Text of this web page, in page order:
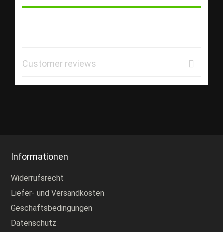
Customer reviews
Informationen
Widerrufsrecht
Liefer- und Versandkosten
Geschäftsbedingungen
Datenschutz